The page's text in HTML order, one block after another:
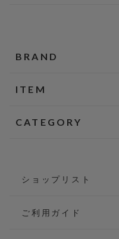
BRAND
ITEM
CATEGORY
ショップリスト
ご利用ガイド